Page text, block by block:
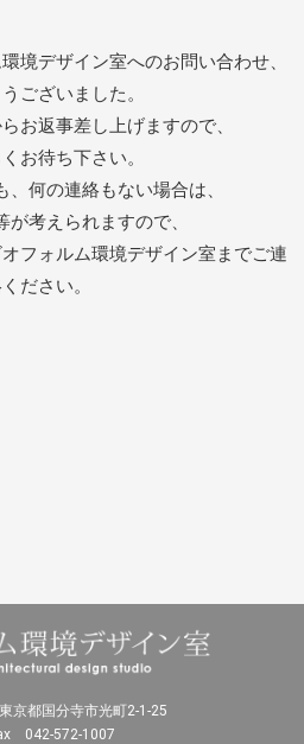
境デザイン室へのお問い合わせ、
ございました。
お返事差し上げますので、
お待ち下さい。
、何の連絡もない場合は、
が考えられますので、
フォルム環境デザイン室までご連
ださい。
京都国分寺市光町2-1-25
042-572-1007